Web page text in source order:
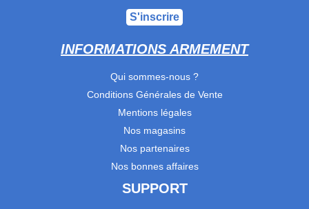
S'inscrire
INFORMATIONS ARMEMENT
Qui sommes-nous ?
Conditions Générales de Vente
Mentions légales
Nos magasins
Nos partenaires
Nos bonnes affaires
SUPPORT